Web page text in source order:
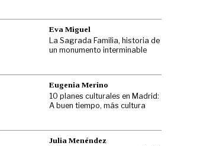
Eva Miguel
La Sagrada Familia, historia de
un monumento interminable
Eugenia Merino
10 planes culturales en Madrid:
A buen tiempo, más cultura
Julia Menéndez